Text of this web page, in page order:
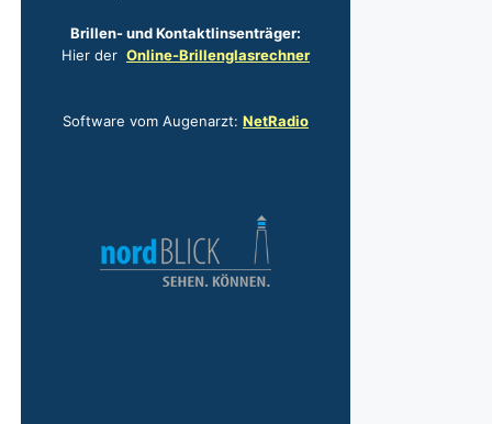
Brillen- und Kontakt­­linsen­­träger:
Hier der Online-Brillen­­glas­rechner
Software vom Augenarzt: NetRadio